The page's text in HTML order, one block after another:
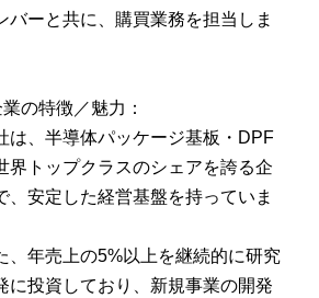
バーと共に、購買業務を担当しま
の特徴／魅力：
は、半導体パッケージ基板・DPF
界トップクラスのシェアを誇る企
、安定した経営基盤を持っていま
、年売上の5%以上を継続的に研究
に投資しており、新規事業の開発